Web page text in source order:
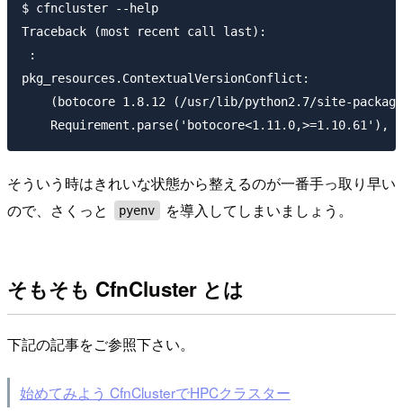
$ cfncluster --help
Traceback (most recent call last):
:
pkg_resources.ContextualVersionConflict:
(botocore 1.8.12 (/usr/lib/python2.7/site-
そういう時はきれいな状態から整えるのが一番手っ取り早い
ので、さくっと
pyenv を導入してしまいましょう。
そもそも CfnCluster とは
下記の記事をご参照下さい。
始めてみよう CfnClusterでHPCクラスター